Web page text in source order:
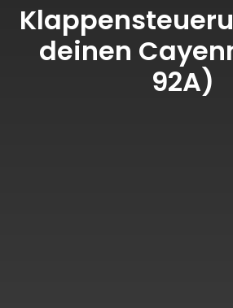
deinen
92A)